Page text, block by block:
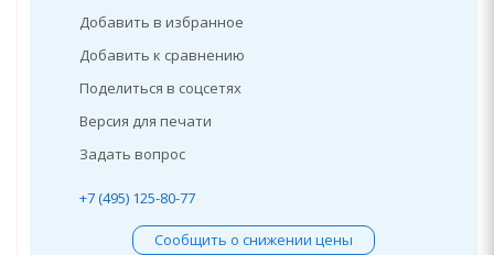
Добавить в избранное
Добавить к сравнению
Поделиться в соцсетях
Версия для печати
Задать вопрос
+7 (495) 125-80-77
Сообщить о снижении цены